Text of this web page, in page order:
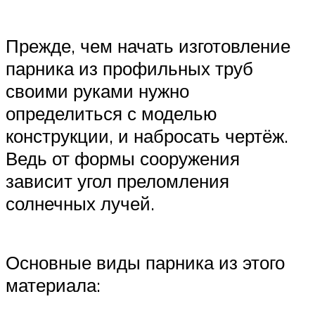
Прежде, чем начать изготовление
парника из профильных труб
своими руками нужно
определиться с моделью
конструкции, и набросать чертёж.
Ведь от формы сооружения
зависит угол преломления
солнечных лучей.
Основные виды парника из этого
материала: